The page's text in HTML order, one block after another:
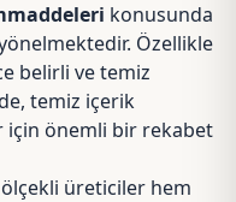
konusunda
Özellikle
belirli ve temiz
temiz içerik
için önemli bir rekabet
üreticiler hem